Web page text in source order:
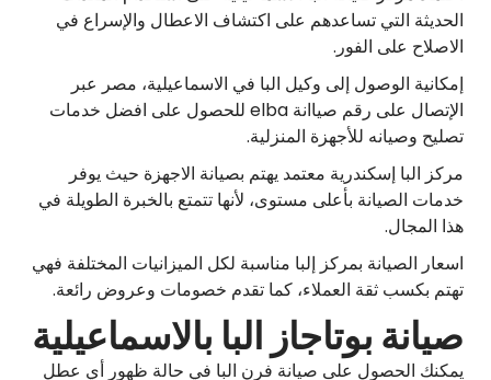
الحديثة التي تساعدهم على اكتشاف الاعطال والإسراع في
الاصلاح على الفور.
إمكانية الوصول إلى وكيل البا في الاسماعيلية، مصر عبر
الإتصال على رقم صياانة elba للحصول على افضل خدمات
تصليح وصيانه للأجهزة المنزلية.
مركز البا إسكندرية معتمد يهتم بصيانة الاجهزة حيث يوفر
خدمات الصيانة بأعلى مستوى، لأنها تتمتع بالخبرة الطويلة في
هذا المجال.
اسعار الصيانة بمركز إلبا مناسبة لكل الميزانيات المختلفة فهي
تهتم بكسب ثقة العملاء، كما تقدم خصومات وعروض رائعة.
صيانة بوتاجاز البا بالاسماعيلية
يمكنك الحصول على صيانة فرن البا في حالة ظهور أي عطل